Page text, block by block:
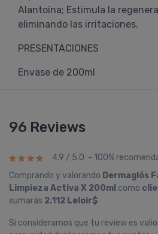
Alantoína; Estimula la
eliminando las irritaciones.
PRESENTACIONES
Envase de 200ml
96 Reviews
4.9 / 5.0 - 100%
Comprando y valorando Dermaglós
Limpieza Activa X 200ml como
sumarás 2.112 Leloir$
Si consideramos que tu review es